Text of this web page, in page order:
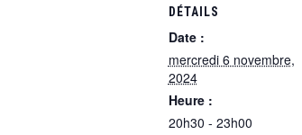
DÉTAILS
Date :
mercredi 6 novembre,
2024
Heure :
20h30 - 23h00